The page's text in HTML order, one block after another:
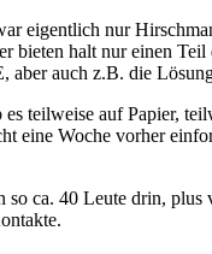
eigentlich nur
bieten halt nur einen
aber auch z.B. die
teilweise auf Papier,
eine Woche vorher
ca. 40 Leute drin,